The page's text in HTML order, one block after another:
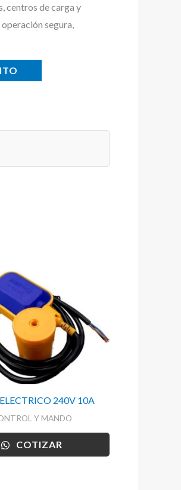
centros de carga y
segura,
240V 10A
Y MANDO
COTIZAR